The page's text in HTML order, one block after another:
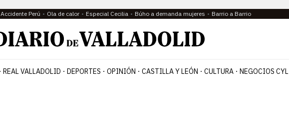
Accidente Perú Ola de calor Especial Cecilia Búho a demanda mujeres Barrio a Barrio
REAL VALLADOLID DEPORTES OPINIÓN CASTILLA Y LEÓN CULTURA NEGOCIOS CYL